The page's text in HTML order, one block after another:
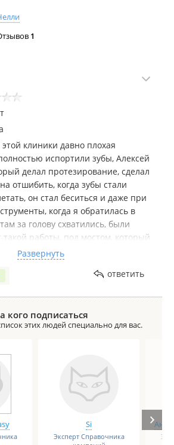
1
этой клиники давно плохая
испортили зубы, Алексей
делал протезирование, сделал
отшибить, когда зубы стали
он стал беситься и даже при
когда я обратилась в
за голову схватились, были
такой работы, под мостом, который
мой горе доктор, уже сгнили зубы,
их клеть. Когда я в очередной
упавший мост, другой врач
место, и от горе врачей, которые
заниматься, хочу предупредить
будете жалеть и
Развернуть
ответить
кого подписаться
этих людей специально для вас.
Si
Эксперт Справочника